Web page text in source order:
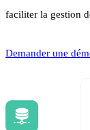
faciliter la gestion
Demander une